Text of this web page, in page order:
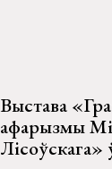
Выстава
афарызмы